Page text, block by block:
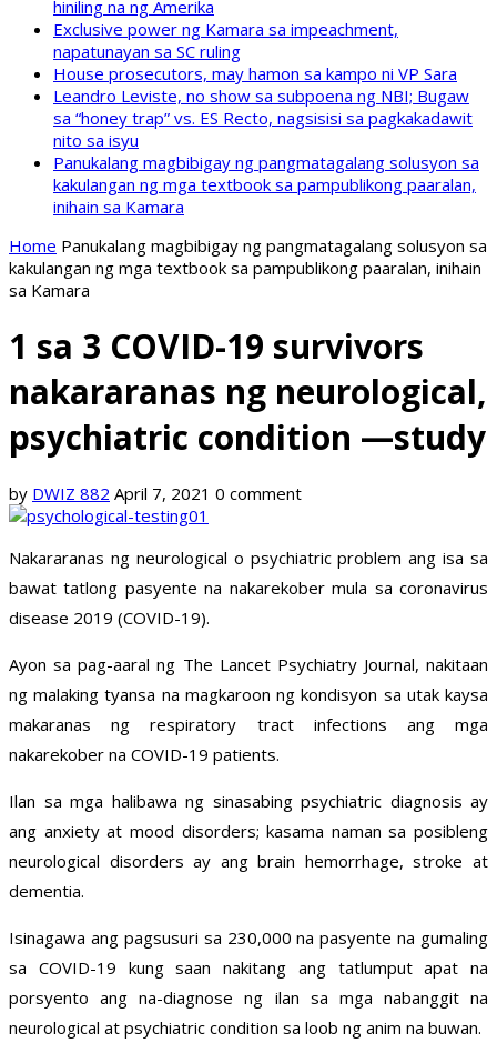
hiniling na ng Amerika
Exclusive power ng Kamara sa impeachment,
napatunayan sa SC ruling
House prosecutors, may hamon sa kampo ni VP Sara
Leandro Leviste, no show sa subpoena ng NBI; Bugaw
sa “honey trap” vs. ES Recto, nagsisisi sa pagkakadawit
nito sa isyu
Panukalang magbibigay ng pangmatagalang solusyon sa
kakulangan ng mga textbook sa pampublikong paaralan,
inihain sa Kamara
Home Panukalang magbibigay ng pangmatagalang solusyon sa
kakulangan ng mga textbook sa pampublikong paaralan, inihain
sa Kamara
1 sa 3 COVID-19 survivors
nakararanas ng neurological,
psychiatric condition —study
by DWIZ 882 April 7, 2021 0 comment
Nakararanas ng neurological o psychiatric problem ang isa sa
bawat tatlong pasyente na nakarekober mula sa coronavirus
disease 2019 (COVID-19).
Ayon sa pag-aaral ng The Lancet Psychiatry Journal, nakitaan
ng malaking tyansa na magkaroon ng kondisyon sa utak kaysa
makaranas ng respiratory tract infections ang mga
nakarekober na COVID-19 patients.
Ilan sa mga halibawa ng sinasabing psychiatric diagnosis ay
ang anxiety at mood disorders; kasama naman sa posibleng
neurological disorders ay ang brain hemorrhage, stroke at
dementia.
Isinagawa ang pagsusuri sa 230,000 na pasyente na gumaling
sa COVID-19 kung saan nakitang ang tatlumput apat na
porsyento ang na-diagnose ng ilan sa mga nabanggit na
neurological at psychiatric condition sa loob ng anim na buwan.